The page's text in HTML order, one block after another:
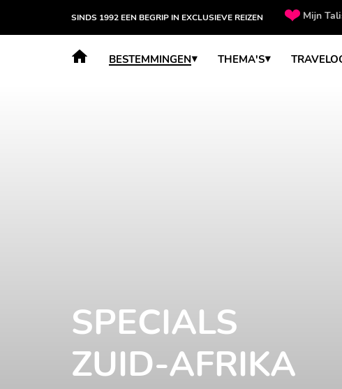
SINDS 1992 EEN BEGRIP IN EXCLUSIEVE REIZEN Mijn
BESTEMMINGEN THEMA'S
SPECIALS
ZUID-AFRIKA